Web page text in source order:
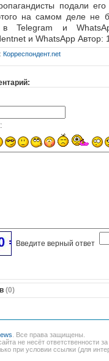
подали
на самом деле не
Telegram и
и WhatsApp Автор: 1
Корреспондент.net
Введите верный ответ
(0)
. Все права защищены.
не несёт ответственности
при условии ссылки (для